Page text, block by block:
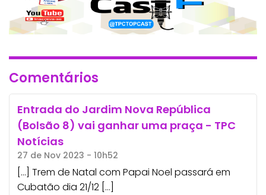
Comentários
Entrada do Jardim Nova República
(Bolsão 8) vai ganhar uma praça - TPC
Notícias
27 de Nov 2023 - 10h52
[…] Trem de Natal com Papai Noel passará em
Cubatão dia 21/12 […]